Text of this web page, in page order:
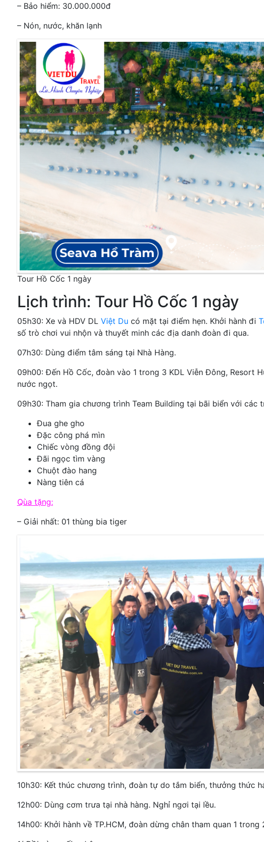
– Bảo hiểm: 30.000.000đ
– Nón, nước, khăn lạnh
Tour Hồ Cốc 1 ngày
Lịch trình: Tour Hồ Cốc 1 ngày
05h30: Xe và HDV DL Việt Du có mặt tại điểm hẹn. Khởi hành đi
số trò chơi vui nhộn và thuyết minh các địa danh đoàn đi qua.
07h30: Dùng điểm tâm sáng tại Nhà Hàng.
09h00: Đến Hồ Cốc, đoàn vào 1 trong 3 KDL Viễn Đông, Resort
nước ngọt.
09h30: Tham gia chương trình Team Building tại bãi biển với các
Đua ghe gho
Đặc công phá mìn
Chiếc vòng đồng đội
Đãi ngọc tìm vàng
Chuột đào hang
Nàng tiên cá
Qùa tặng:
– Giải nhất: 01 thùng bia tiger
10h30: Kết thúc chương trình, đoàn tự do tắm biển, thưởng thức
12h00: Dùng cơm trưa tại nhà hàng. Nghỉ ngơi tại lều.
14h00: Khởi hành về TP.HCM, đoàn dừng chân tham quan 1 trong